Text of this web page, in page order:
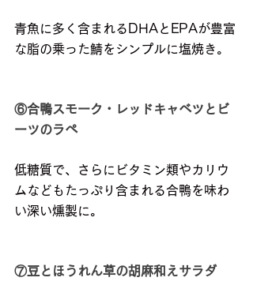
青魚に多く含まれるDHAとEPAが豊富
な脂の乗った鯖をシンプルに塩焼き。
⑥合鴨スモーク・レッドキャベツとビ
ーツのラペ
低糖質で、さらにビタミン類やカリウ
ムなどもたっぷり含まれる合鴨を味わ
い深い燻製に。
⑦豆とほうれん草の胡麻和えサラダ